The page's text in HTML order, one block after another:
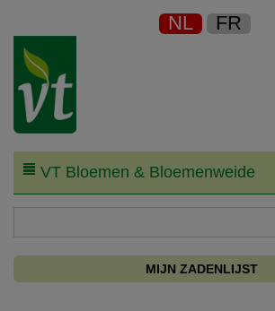
NL FR
VT Bloemen & Bloemenweide
MIJN ZADENLIJST